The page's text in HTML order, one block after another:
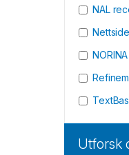
NAL
Nettside
Utforsk